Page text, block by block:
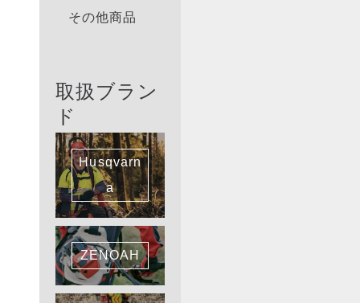
その他商品
取扱ブラン
ド
Husqvarn
a
ZENOAH